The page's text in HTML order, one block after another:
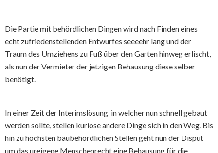
Die Partie mit behördlichen Dingen wird nach Finden eines
echt zufriedenstellenden Entwurfes seeeehr lang und der
Traum des Umziehens zu Fuß über den Garten hinweg erlischt,
als nun der Vermieter der jetzigen Behausung diese selber
benötigt.
In einer Zeit der Interimslösung, in welcher nun schnell gebaut
werden sollte, stellen kuriose andere Dinge sich in den Weg. Bis
hin zu höchsten baubehördlichen Stellen geht nun der Disput
um das ureigene Menschenrecht eine Behausung für die